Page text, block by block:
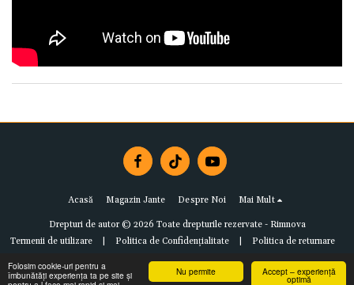
Accept – experiență
optimă
Nu permite
Folosim cookie-uri pentru a
îmbunătăți experiența ta pe site și
Acasă Magazin Jante Despre Noi Mai Mult
Drepturi de autor © 2026 Toate drepturile rezervate - Rimnova
Termenii de utilizare| Politica de Confidențialitate| Politica de returnare